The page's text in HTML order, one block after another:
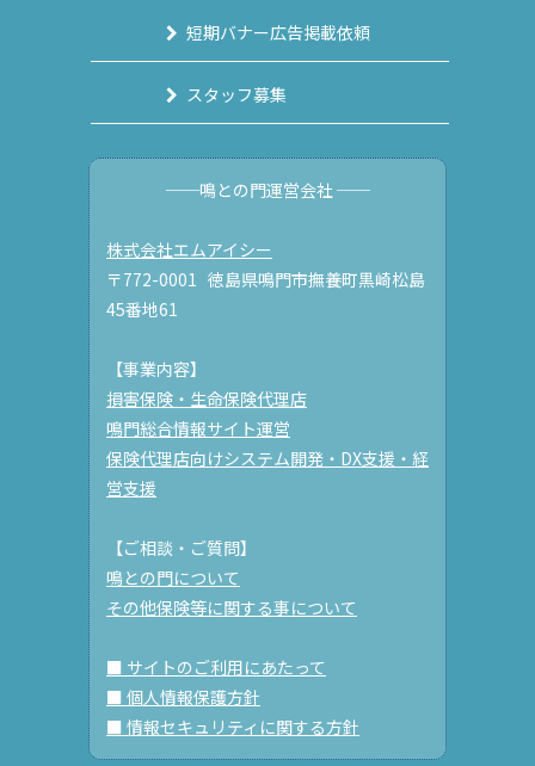
短期バナー広告掲載依頼
スタッフ募集
──鳴との門運営会社 ──
株式会社エムアイシー
〒772-0001 徳島県鳴門市撫養町黒崎松島
45番地61
【事業内容】
損害保険・生命保険代理店
鳴門総合情報サイト運営
保険代理店向けシステム開発・DX支援・経
営支援
【ご相談・ご質問】
鳴との門について
その他保険等に関する事について
■ サイトのご利用にあたって
■ 個人情報保護方針
■ 情報セキュリティに関する方針